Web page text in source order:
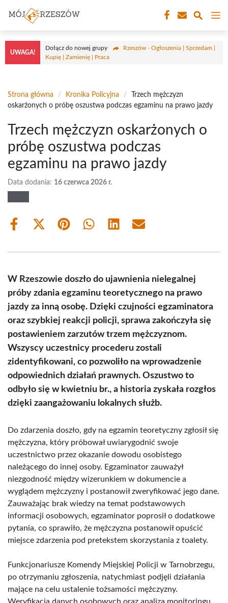
treści
UWAGA!
Dołącz do nowej grupy
Rzeszów - Ogłoszenia | Sprzedam |
Kupię | Zamienię | Praca
Strona główna / Kronika Policyjna /
Trzech mężczyzn
oskarżonych o próbę oszustwa podczas egzaminu na prawo jazdy
Trzech mężczyzn oskarżonych o
próbę oszustwa podczas
egzaminu na prawo jazdy
Data dodania: 16 czerwca 2026 r.
Share
Share
(Twitter)
Share Share Share Share
W Rzeszowie doszło do ujawnienia nielegalnej
próby zdania egzaminu teoretycznego na prawo
jazdy za inną osobę. Dzięki czujności egzaminatora
oraz szybkiej reakcji policji, sprawa zakończyła się
postawieniem zarzutów trzem mężczyznom.
Wszyscy uczestnicy procederu zostali
zidentyfikowani, co pozwoliło na wprowadzenie
odpowiednich działań prawnych. Oszustwo to
odbyło się w kwietniu br., a historia zyskała rozgłos
dzięki zaangażowaniu lokalnych służb.
Do zdarzenia doszło, gdy na egzamin teoretyczny zgłosił się
mężczyzna, który próbował uwiarygodnić swoje
uczestnictwo przez okazanie dowodu osobistego
należącego do innej osoby. Egzaminator zauważył
niezgodność między wizerunkiem w dokumencie a
wyglądem mężczyzny i postanowił zweryfikować jego dane.
Zauważając brak wiedzy na temat podstawowych
informacji osobowych, egzaminator poprosił o dodatkowe
pytania, co sprawiło, że mężczyzna postanowił opuścić
miejsce zdarzenia pod pretekstem skorzystania z toalety.
Funkcjonariusze Komendy Miejskiej Policji w Tarnobrzegu,
po otrzymaniu zgłoszenia, natychmiast podjęli działania
mające na celu ustalenie tożsamości mężczyzny.